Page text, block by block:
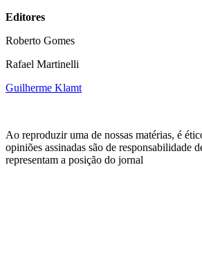
Editores
Roberto Gomes
Rafael Martinelli
Guilherme Klamt
Ao reproduzir uma de nossas matérias, é
opiniões assinadas são de responsabilidade
representam a posição do jornal